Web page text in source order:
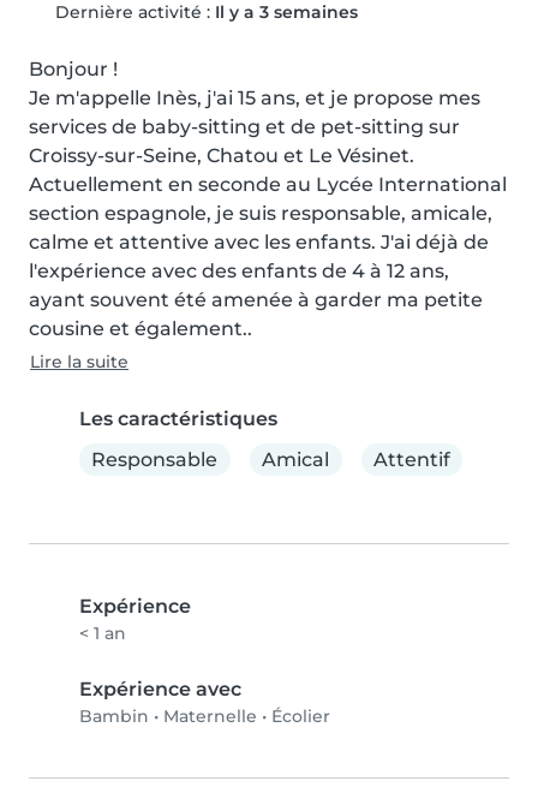
Dernière activité : Il y a 3 semaines
Bonjour !
Je m'appelle Inès, j'ai 15 ans, et je propose mes
services de baby-sitting et de pet-sitting sur
Croissy-sur-Seine, Chatou et Le Vésinet.
Actuellement en seconde au Lycée International
section espagnole, je suis responsable, amicale,
calme et attentive avec les enfants. J'ai déjà de
l'expérience avec des enfants de 4 à 12 ans,
ayant souvent été amenée à garder ma petite
cousine et également..
Lire la suite
Les caractéristiques
Responsable
Amical Attentif
Expérience
< 1 an
Expérience avec
Bambin • Maternelle • Écolier